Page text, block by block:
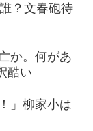
？文春砲待
か。何があ
酷い
」柳家小は